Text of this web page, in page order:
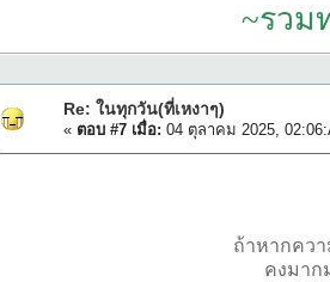
~รวม
Re: ในทุกวัน(ที่เหงาๆ)
« ตอบ #7 เมื่อ: 04 ตุลาคม 2025,
ถ้าหากคว
คงมาก